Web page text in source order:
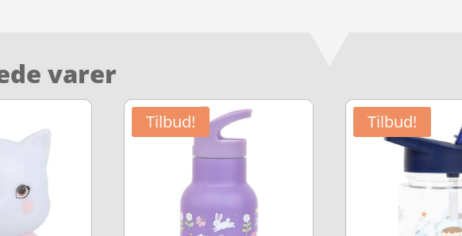
varer
Tilbud! Tilbud!